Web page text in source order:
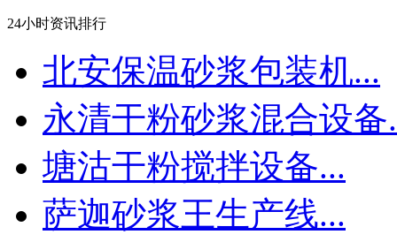
24小时资讯排行
北安保温砂浆包装机...
永清干粉砂浆混合设备
塘沽干粉搅拌设备...
萨迦砂浆王生产线...